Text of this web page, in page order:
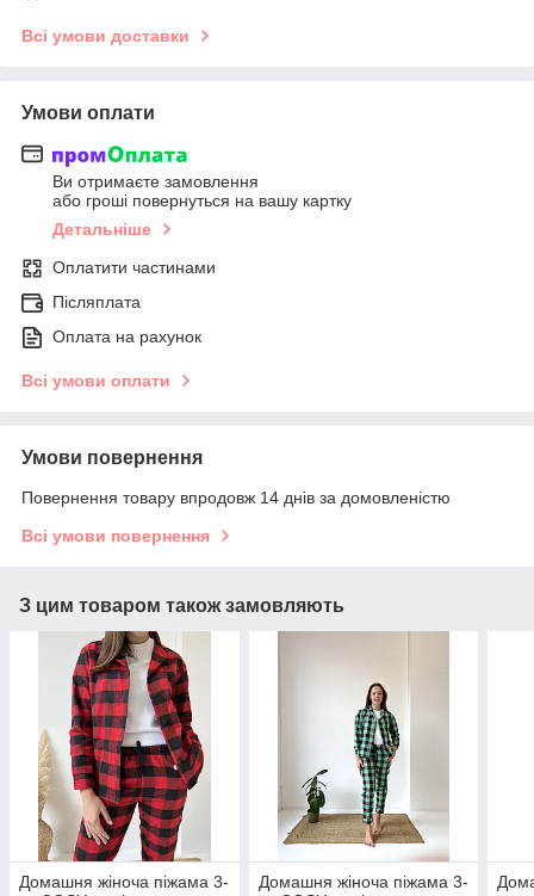
Всі умови доставки
Умови оплати
Ви отримаєте замовлення
або гроші повернуться на вашу картку
Детальніше
Оплатити частинами
Післяплата
Оплата на рахунок
Всі умови оплати
Умови повернення
Повернення товару впродовж 14 днів за домовленістю
Всі умови повернення
З цим товаром також замовляють
Домашня жіноча піжама 3-
Домашня жіноча піжама 3-